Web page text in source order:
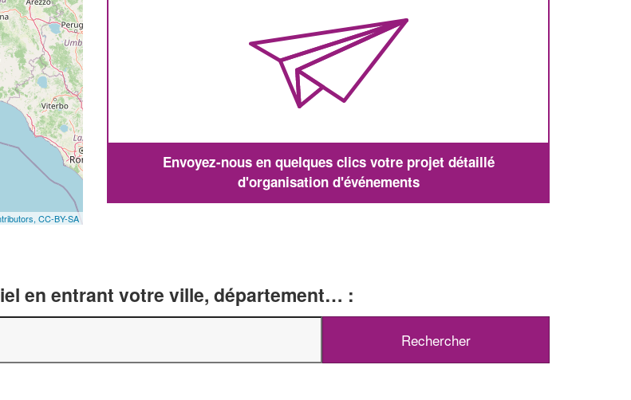
CC-BY-SA
Envoyez-nous en quelques clics votre projet détaillé
d'organisation d'événements
en entrant votre ville, département… :